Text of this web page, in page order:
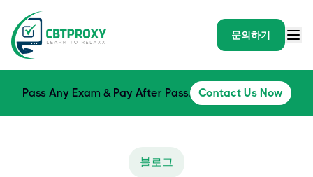
문의하기
Pass Any Exam & Pay After Pass. Contact Us Now
블로그